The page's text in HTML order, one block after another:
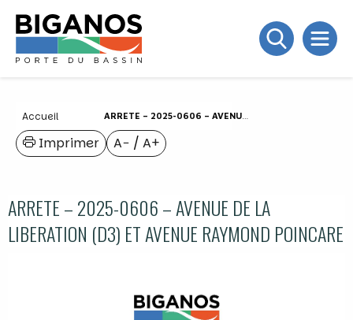
Accueil ARRETE – 2025-0606 – AVENUE DE LA LIBERATION (D3) ET AVENUE RAYMOND POINCARE
A− / A+
Imprimer
ARRETE – 2025-0606 – AVENUE DE LA
LIBERATION (D3) ET AVENUE RAYMOND POINCARE